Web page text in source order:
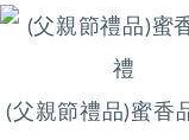
(父親節禮品)蜜香